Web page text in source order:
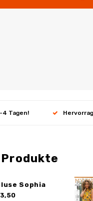
Tagen!
Sophia